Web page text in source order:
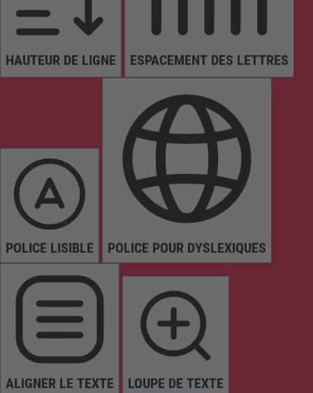
HAUTEUR DE LIGNE ESPACEMENT DES LETTRES
POLICE LISIBLE POLICE POUR DYSLEXIQUES
ALIGNER LE TEXTE LOUPE DE TEXTE